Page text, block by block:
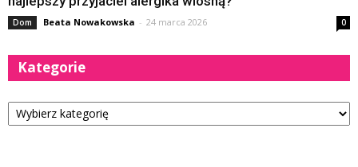
Dom Beata Nowakowska - 24 marca 2026 0
Kategorie
Kategorie